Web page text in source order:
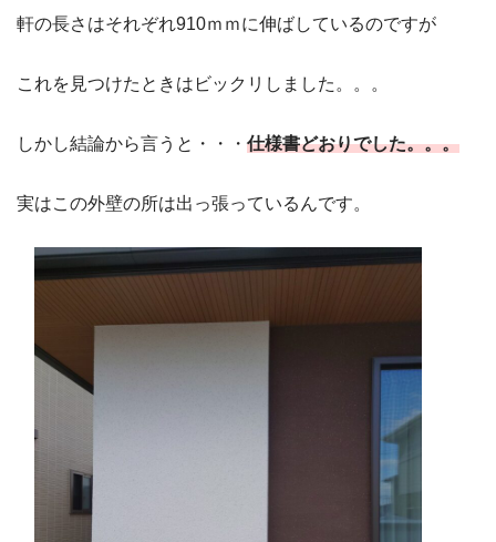
軒の長さはそれぞれ910ｍｍに伸ばしているのですが
これを見つけたときはビックリしました。。。
しかし結論から言うと・・・ 仕様書どおりでした。。。
実はこの外壁の所は出っ張っているんです。